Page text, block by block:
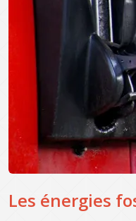
Les énergies